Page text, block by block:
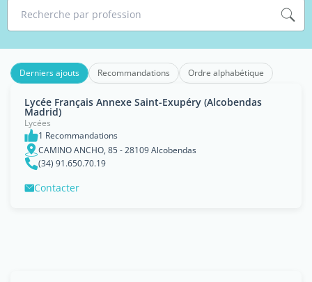
Recherche par profession
Derniers ajouts Recommandations Ordre alphabétique
Lycée Français Annexe Saint-Exupéry (Alcobendas
Madrid)
Lycées
1 Recommandations
CAMINO ANCHO, 85 - 28109 Alcobendas
(34) 91.650.70.19
Contacter